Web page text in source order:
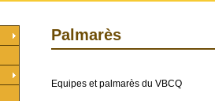
Palmarès
Equipes et palmarès du VBCQ